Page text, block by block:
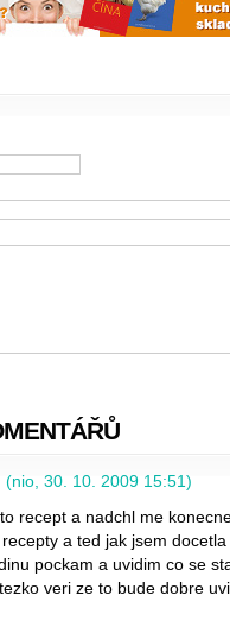
(nio 30. 10. 2009 15:51)
recept a nadchl me
a ted jak jsem
pockam a uvidim co se
veri ze to bude dobre